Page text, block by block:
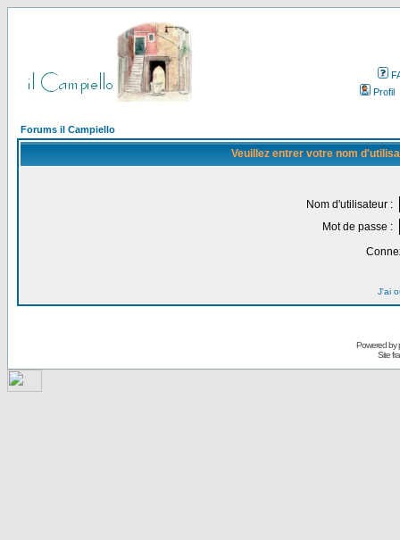
Profil
Forums il Campiello
Veuillez entrer votre nom
Nom d'utilisateur :
Mot de passe :
J'ai
Powered by
Site